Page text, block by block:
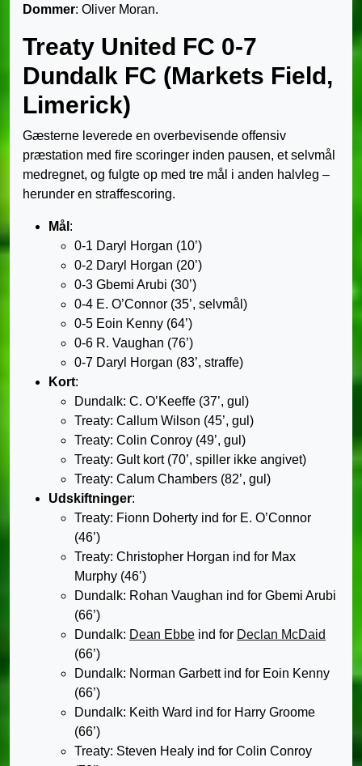
Dommer: Oliver Moran.
Treaty United FC 0-7
Dundalk FC (Markets Field,
Limerick)
Gæsterne leverede en overbevisende offensiv
præstation med fire scoringer inden pausen, et selvmål
medregnet, og fulgte op med tre mål i anden halvleg –
herunder en straffescoring.
Mål :
0-1 Daryl Horgan (10’)
0-2 Daryl Horgan (20’)
0-3 Gbemi Arubi (30’)
0-4 E. O’Connor (35’, selvmål)
0-5 Eoin Kenny (64’)
0-6 R. Vaughan (76’)
0-7 Daryl Horgan (83’, straffe)
Kort:
Dundalk: C. O’Keeffe (37’, gul)
Treaty: Callum Wilson (45’, gul)
Treaty: Colin Conroy (49’, gul)
Treaty: Gult kort (70’, spiller ikke angivet)
Treaty: Calum Chambers (82’, gul)
Udskiftninger:
Treaty: Fionn Doherty ind for E. O’Connor
(46’)
Treaty: Christopher Horgan ind for Max
Murphy (46’)
Dundalk: Rohan Vaughan ind for Gbemi Arubi
(66’)
Dundalk: Dean Ebbe ind for Declan McDaid
(66’)
Dundalk: Norman Garbett ind for Eoin Kenny
(66’)
Dundalk: Keith Ward ind for Harry Groome
(66’)
Treaty: Steven Healy ind for Colin Conroy